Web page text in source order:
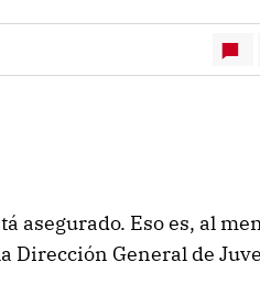
asegurado. Eso es, al
Dirección General de